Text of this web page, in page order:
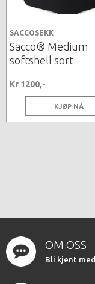
SACCOSEKK
Sacco® Medium
softshell sort
Kr 1200,-
KJØP NÅ
OM OSS
Bli kjent